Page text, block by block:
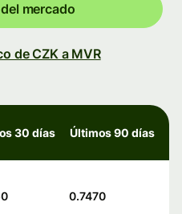
mercado
de CZK a MVR
30 días Últimos 90 días
0.7470